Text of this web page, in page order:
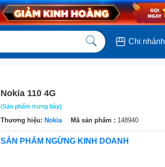
Chi nhánh
Nokia 110 4G
(Sản phẩm trưng bày)
Thương hiệu: Nokia Mã sản phẩm : 148940
SẢN PHẨM NGỪNG KINH DOANH